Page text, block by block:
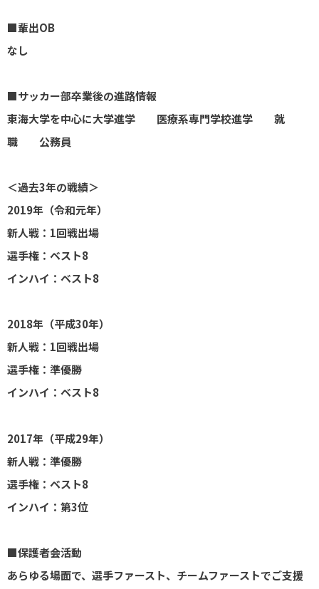
■輩出OB
なし
■サッカー部卒業後の進路情報
東海大学を中心に大学進学 医療系専門学校進学 就
職 公務員
＜過去3年の戦績＞
2019年（令和元年）
新人戦：1回戦出場
選手権：ベスト8
インハイ：ベスト8
2018年（平成30年）
新人戦：1回戦出場
選手権：準優勝
インハイ：ベスト8
2017年（平成29年）
新人戦：準優勝
選手権：ベスト8
インハイ：第3位
■保護者会活動
あらゆる場面で、選手ファースト、チームファーストでご支援